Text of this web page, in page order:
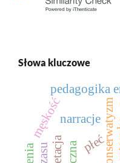
Słowa kluczowe
konserwatyzm
narracje
pedagogika
męskość
płeć